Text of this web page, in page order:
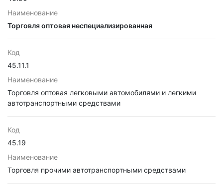
Наименование
Торговля оптовая неспециализированная
Код
45.11.1
Наименование
Торговля оптовая легковыми автомобилями и легкими
автотранспортными средствами
Код
45.19
Наименование
Торговля прочими автотранспортными средствами